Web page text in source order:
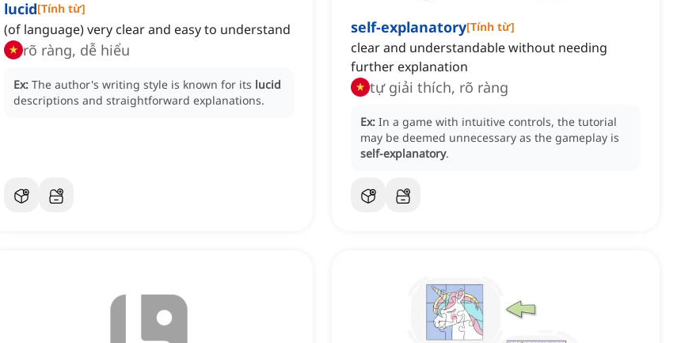
lucid[Tính từ]
(of language) very clear and easy to understand
rõ ràng, dễ hiểu
Ex: The author's writing style is known for its lucid
descriptions and straightforward explanations.
self-explanatory[Tính từ]
clear and understandable without needing
further explanation
tự giải thích, rõ ràng
Ex: In a game with intuitive controls, the tutorial
may be deemed unnecessary as the gameplay is
self-explanatory.